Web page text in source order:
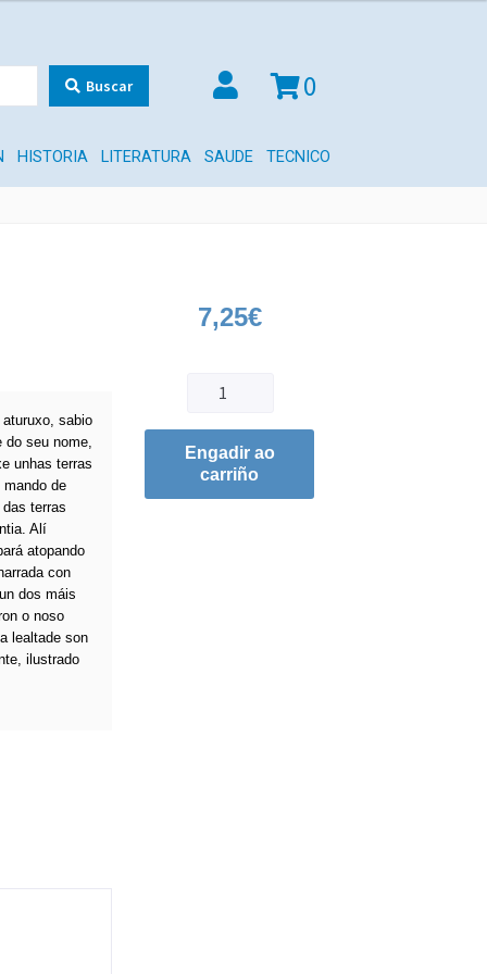
Buscar 0
HISTORIA LITERATURA SAUDE TECNICO
sabio
seu nome,
unhas terras
de
terras
Alí
atopando
con
dos máis
o noso
lealtade son
ilustrado
7,25€
Engadir ao
carriño